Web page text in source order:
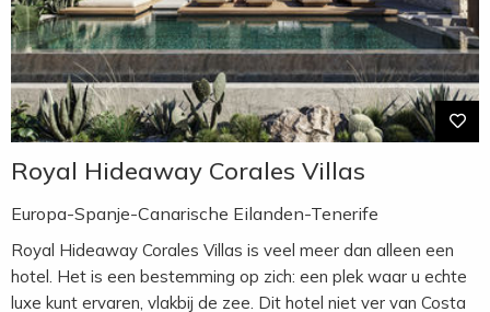
Royal Hideaway Corales Villas
Europa-Spanje-Canarische Eilanden-Tenerife
Royal Hideaway Corales Villas is veel meer dan alleen een
hotel. Het is een bestemming op zich: een plek waar u echte
luxe kunt ervaren, vlakbij de zee. Dit hotel niet ver van Costa